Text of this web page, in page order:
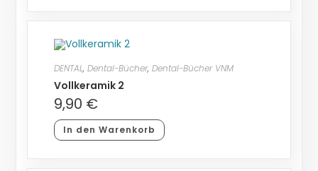
DENTAL, Dental-Bücher, Dental-Bücher VNM
Vollkeramik 2
9,90 €
In den Warenkorb